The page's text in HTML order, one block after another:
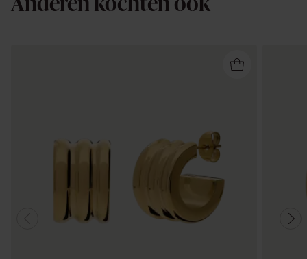
Anderen kochten ook